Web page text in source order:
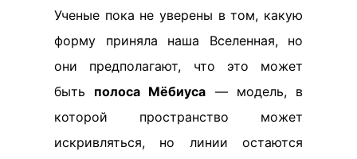
Ученые пока не уверены в том, какую
форму приняла наша Вселенная, но
они предполагают, что это может
быть полоса Мёбиуса — модель, в
которой пространство может
искривляться, но линии остаются